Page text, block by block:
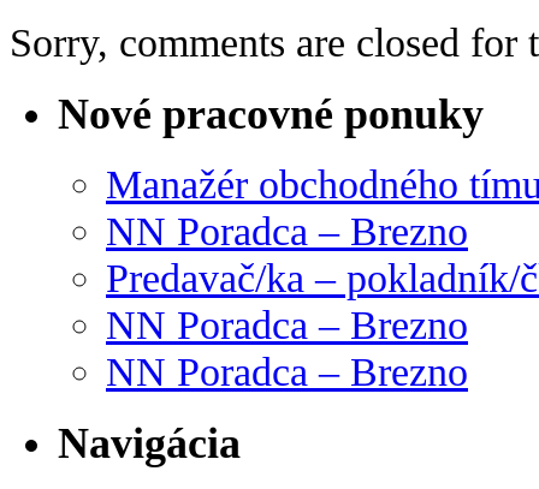
Sorry, comments are closed for
Nové pracovné ponuky
Manažér obchodného
NN Poradca – Brezno
Predavač/ka – pokladník/
NN Poradca – Brezno
NN Poradca – Brezno
Navigácia